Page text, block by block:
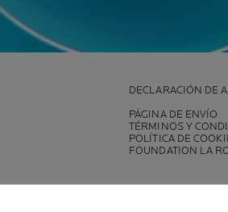
DECLARACIÓN DE
PÁGINA DE ENVÍO
TÉRMINOS Y
POLÍTICA DE
FOUNDATION LA